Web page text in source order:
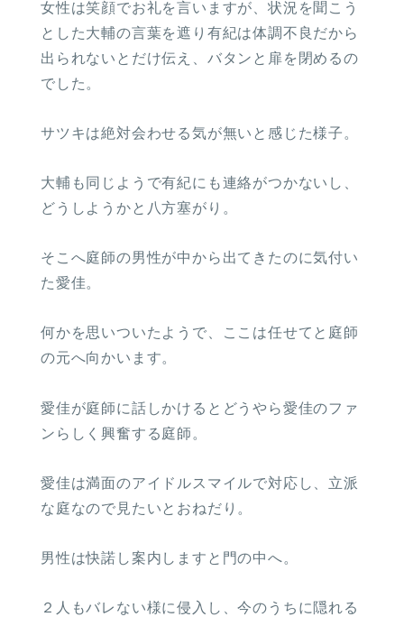
女性は笑顔でお礼を言いますが、状況を聞こう
とした大輔の言葉を遮り有紀は体調不良だから
出られないとだけ伝え、バタンと扉を閉めるの
でした。
サツキは絶対会わせる気が無いと感じた様子。
大輔も同じようで有紀にも連絡がつかないし、
どうしようかと八方塞がり。
そこへ庭師の男性が中から出てきたのに気付い
た愛佳。
何かを思いついたようで、ここは任せてと庭師
の元へ向かいます。
愛佳が庭師に話しかけるとどうやら愛佳のファ
ンらしく興奮する庭師。
愛佳は満面のアイドルスマイルで対応し、立派
な庭なので見たいとおねだり。
男性は快諾し案内しますと門の中へ。
２人もバレない様に侵入し、今のうちに隠れる